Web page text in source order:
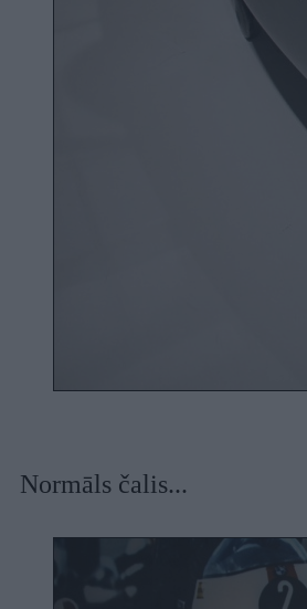
Normāls čalis...